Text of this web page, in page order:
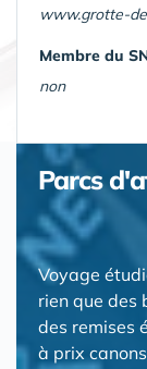
www.grotte-
Membre du
non
Parcs
Voyage
rien que des
des remises
à prix